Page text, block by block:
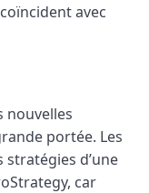
avec
nouvelles
portée. Les
d’une
car